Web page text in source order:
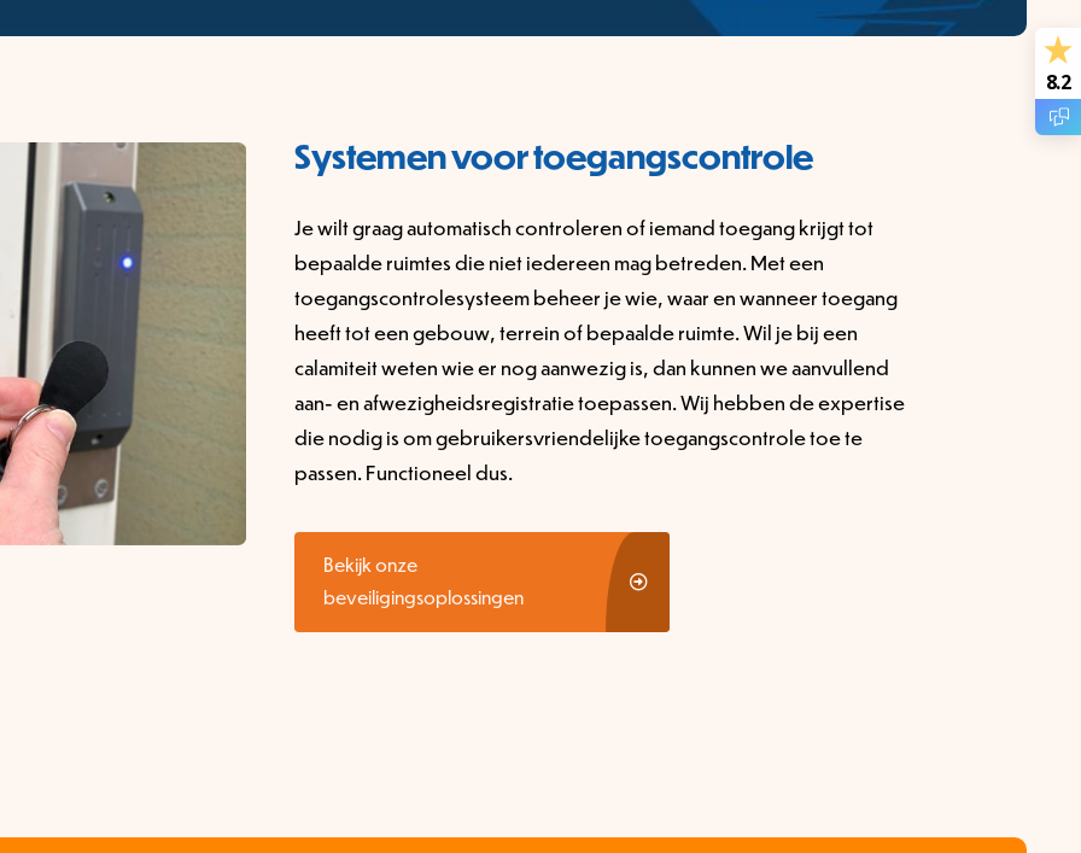
Systemen voor toegangscontrole
Je wilt graag automatisch controleren of iemand toegang krijgt tot
bepaalde ruimtes die niet iedereen mag betreden. Met een
toegangscontrolesysteem beheer je wie, waar en wanneer toegang
heeft tot een gebouw, terrein of bepaalde ruimte. Wil je bij een
calamiteit weten wie er nog aanwezig is, dan kunnen we aanvullend
aan- en afwezigheidsregistratie toepassen. Wij hebben de expertise
die nodig is om gebruikersvriendelijke toegangscontrole toe te
passen. Functioneel dus.
Bekijk onze
beveiligingsoplossingen
8.2